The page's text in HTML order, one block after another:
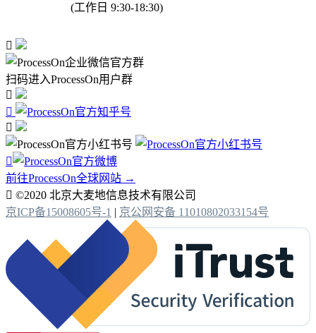
(工作日 9:30-18:30)

扫码进入ProcessOn用户群




前往ProcessOn全球网站 →
 ©2020 北京大麦地信息技术有限公司
京ICP备15008605号-1 | 京公网安备 11010802033154号